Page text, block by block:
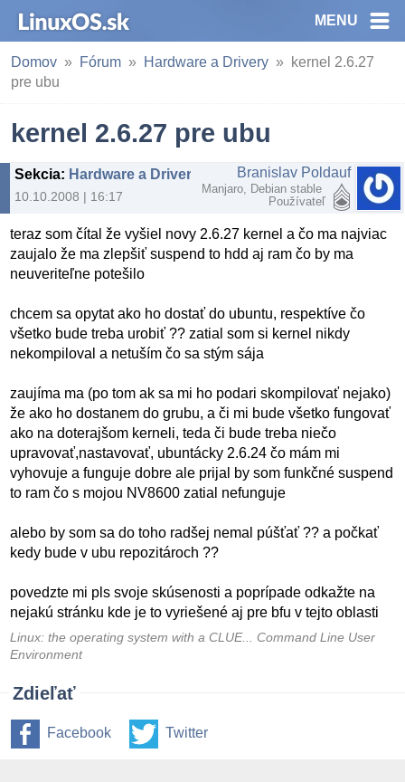
MENU
Domov Fórum Hardware a Drivery
kernel 2.6.27
pre ubu
kernel 2.6.27 pre ubu
Sekcia: Hardware a Drivery
10.10.2008 | 16:17
Branislav Poldauf
Manjaro, Debian stable
Používateľ
teraz som čítal že vyšiel novy 2.6.27 kernel a čo ma najviac
zaujalo že ma zlepšiť suspend to hdd aj ram čo by ma
neuveriteľne potešilo
chcem sa opytat ako ho dostať do ubuntu, respektíve čo
všetko bude treba urobiť ?? zatial som si kernel nikdy
nekompiloval a netuším čo sa stým sája
zaujíma ma (po tom ak sa mi ho podari skompilovať nejako)
že ako ho dostanem do grubu, a či mi bude všetko fungovať
ako na doterajšom kerneli, teda či bude treba niečo
upravovať,nastavovať, ubuntácky 2.6.24 čo mám mi
vyhovuje a funguje dobre ale prijal by som funkčné suspend
to ram čo s mojou NV8600 zatial nefunguje
alebo by som sa do toho radšej nemal púšťať ?? a počkať
kedy bude v ubu repozitároch ??
povedzte mi pls svoje skúsenosti a poprípade odkažte na
nejakú stránku kde je to vyriešené aj pre bfu v tejto oblasti
Linux: the operating system with a CLUE... Command Line User
Environment
Zdieľať
Facebook Twitter